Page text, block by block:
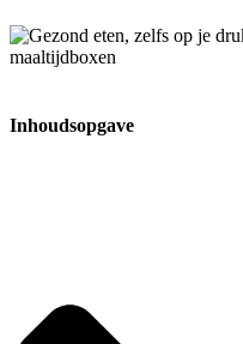
Inhoudsopgave